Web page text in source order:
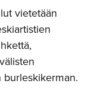
vietetään